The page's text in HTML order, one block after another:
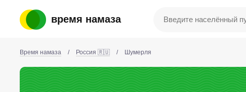
время намаза
Время намаза / Россия 🇷🇺 / Шумерля